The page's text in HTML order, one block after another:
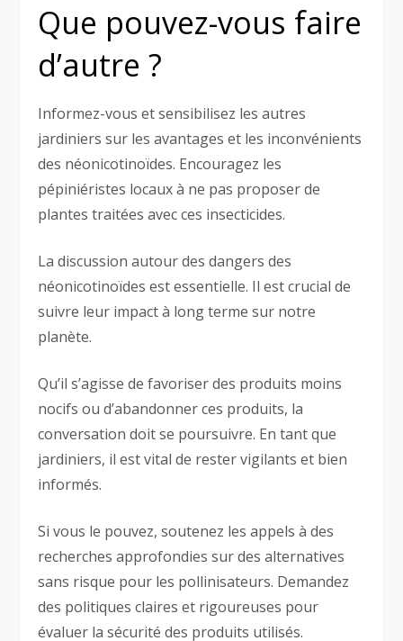
Que pouvez-vous faire
d’autre ?
Informez-vous et sensibilisez les autres
jardiniers sur les avantages et les inconvénients
des néonicotinoïdes. Encouragez les
pépiniéristes locaux à ne pas proposer de
plantes traitées avec ces insecticides.
La discussion autour des dangers des
néonicotinoïdes est essentielle. Il est crucial de
suivre leur impact à long terme sur notre
planète.
Qu’il s’agisse de favoriser des produits moins
nocifs ou d’abandonner ces produits, la
conversation doit se poursuivre. En tant que
jardiniers, il est vital de rester vigilants et bien
informés.
Si vous le pouvez, soutenez les appels à des
recherches approfondies sur des alternatives
sans risque pour les pollinisateurs. Demandez
des politiques claires et rigoureuses pour
évaluer la sécurité des produits utilisés.